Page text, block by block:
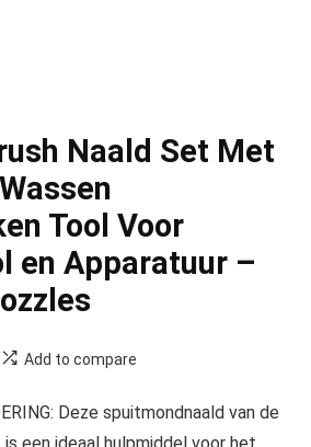
Naald Set Met
Tool Voor
en Apparatuur –
Add to compare
Deze spuitmondnaald van de